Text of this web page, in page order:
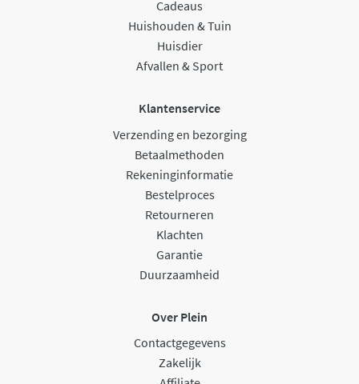
Cadeaus
Huishouden & Tuin
Huisdier
Afvallen & Sport
Klantenservice
Verzending en bezorging
Betaalmethoden
Rekeninginformatie
Bestelproces
Retourneren
Klachten
Garantie
Duurzaamheid
Over Plein
Contactgegevens
Zakelijk